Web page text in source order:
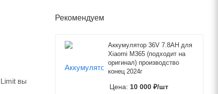
вы
Рекомендуем
Аккумулятор 36V 7.8AH для
Xiaomi M365 (подходит на
оригинал) производство
конец 2024г
Цена: 10 000 ₽/шт